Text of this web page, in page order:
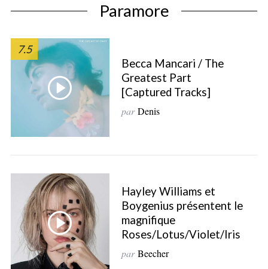
Paramore
7.5
Becca Mancari / The
Greatest Part
[Captured Tracks]
par Denis
Hayley Williams et
Boygenius présentent le
magnifique
Roses/Lotus/Violet/Iris
par Beecher
e
a
r
c
h
f